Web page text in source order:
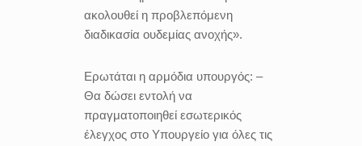
ακολουθεί η προβλεπόμενη
διαδικασία ουδεμίας ανοχής».
Ερωτάται η αρμόδια υπουργός: –
Θα δώσει εντολή να
πραγματοποιηθεί εσωτερικός
έλεγχος στο Υπουργείο για όλες τις